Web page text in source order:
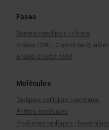
Fases
Serveis preclínics i clínics
Anàlisi CMC i Control de Qualitat
Anàlisi d’estat sòlid
Molècules
Teràpies cel·lulars i gèniques
Petites molècules
Productes biològics i biosimilars